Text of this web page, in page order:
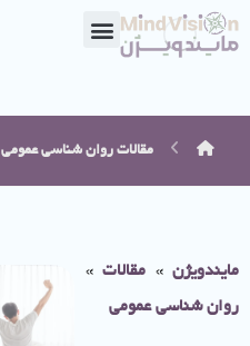
مقالات روان شناسی عمومی
مایندویژن» مقالات»
روان شناسی عمومی